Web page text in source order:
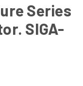
Series
SIGA-